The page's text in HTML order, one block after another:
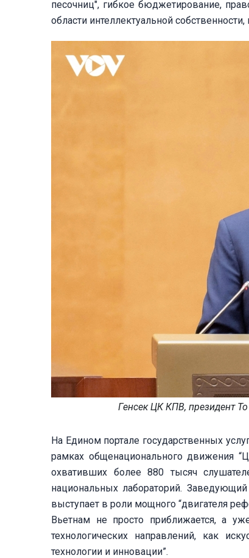
песочниц", гибкое бюджетирование,
области интеллектуальной
Генсек ЦК КПВ, президент
На Едином портале государственных
рамках общенационального движения
охвативших более 880 тысяч
национальных лабораторий.
выступает в роли мощного “двигателя
Вьетнам не просто приближается, а
технологических направлений, как
технологии и инновации”.